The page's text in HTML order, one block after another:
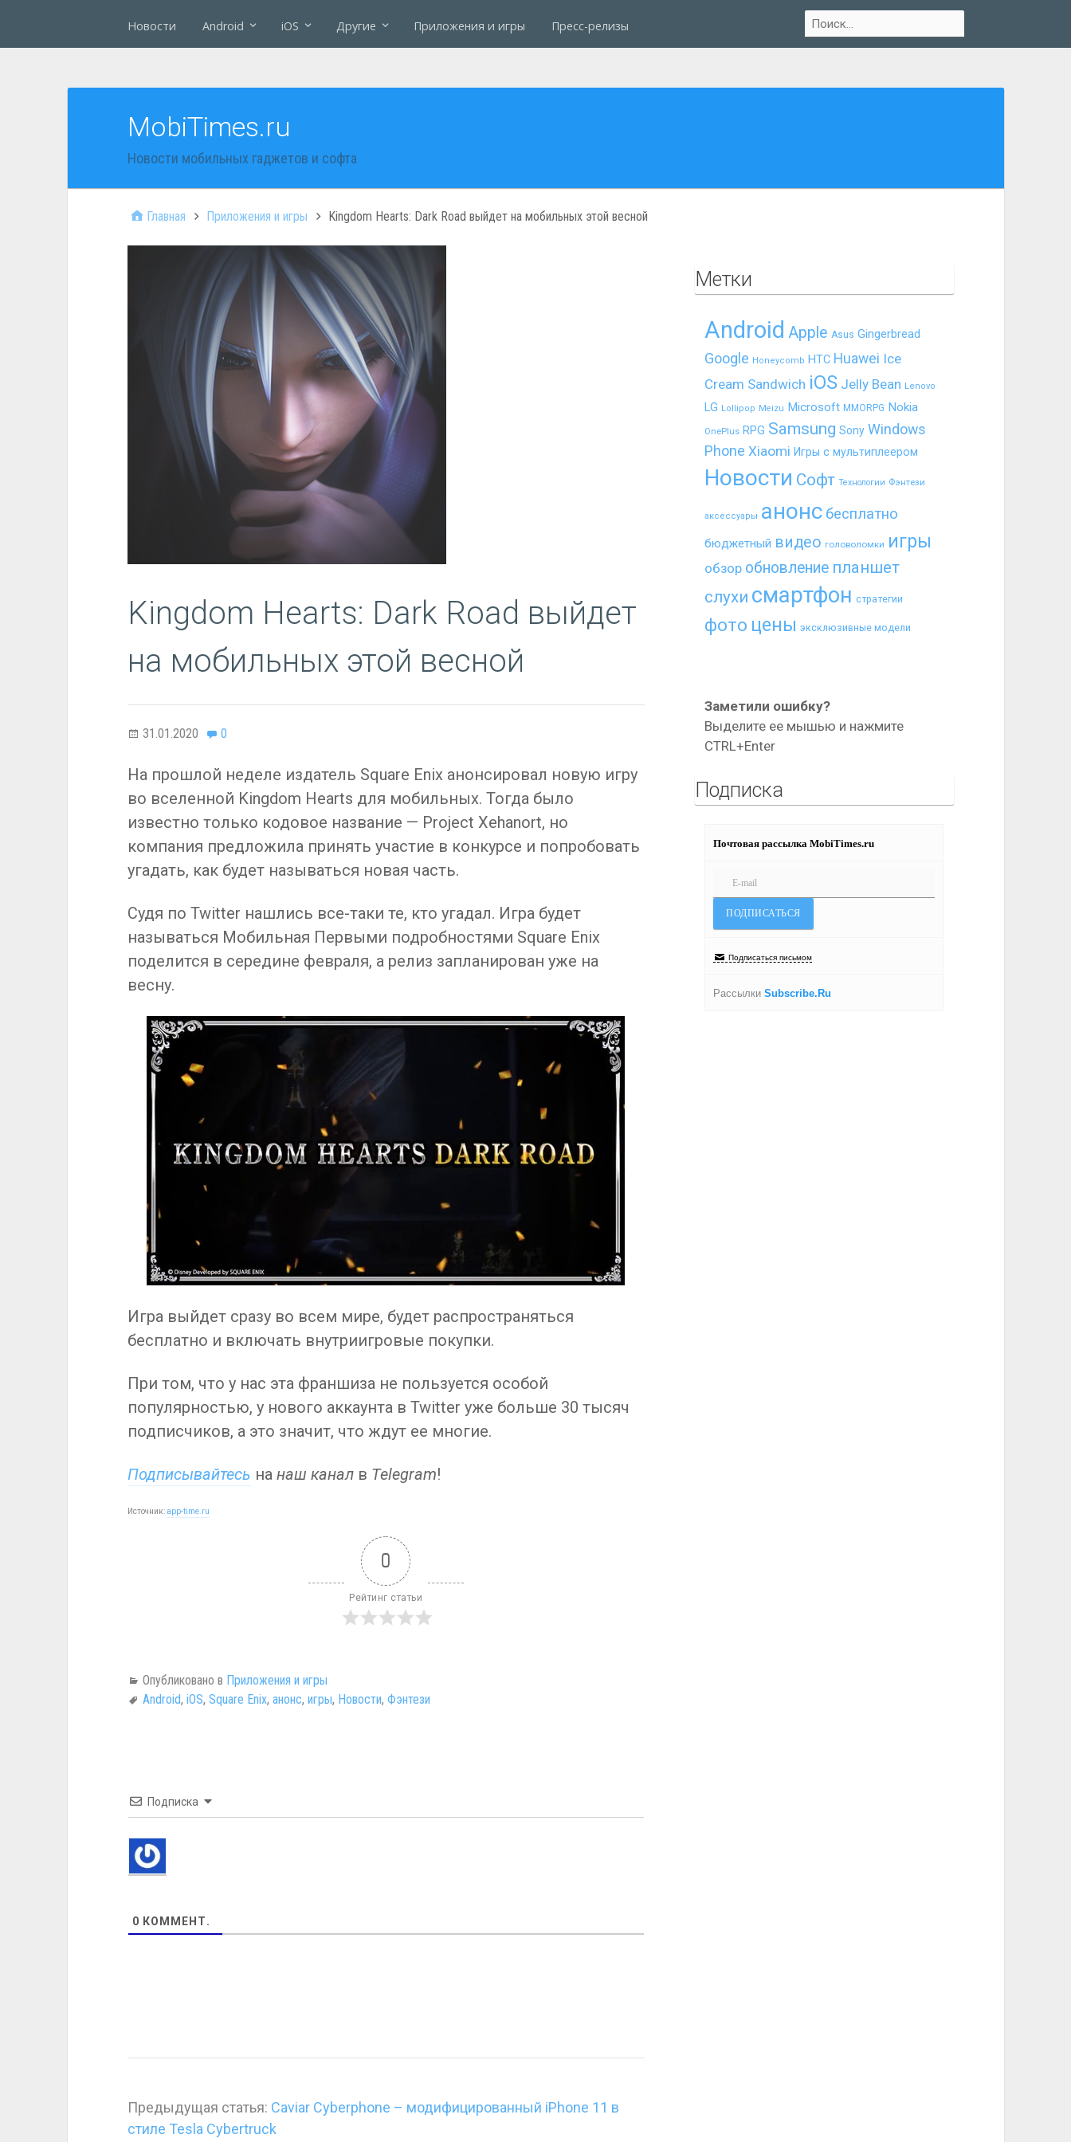
Новости Android iOS Другие Приложения и игры Пресс-релизы
MobiTimes.ru
Новости мобильных гаджетов и софта
Главная Приложения и игры Kingdom Hearts: Dark Road выйдет на мобильных этой весной
Kingdom Hearts: Dark Road выйдет
на мобильных этой весной
31.01.2020 0
На прошлой неделе издатель Square Enix анонсировал новую игру
во вселенной Kingdom Hearts для мобильных. Тогда было
известно только кодовое название — Project Xehanort, но
компания предложила принять участие в конкурсе и попробовать
угадать, как будет называться новая часть.
Судя по Twitter нашлись все-таки те, кто угадал. Игра будет
называться Мобильная Первыми подробностями Square Enix
поделится в середине февраля, а релиз запланирован уже на
весну.
Игра выйдет сразу во всем мире, будет распространяться
бесплатно и включать внутриигровые покупки.
При том, что у нас эта франшиза не пользуется особой
популярностью, у нового аккаунта в Twitter уже больше 30 тысяч
подписчиков, а это значит, что ждут ее многие.
Подписывайтесь на наш каналв Telegram!
Источник:app-time.ru
0
Рейтинг статьи
Опубликовано в Приложения и игры
Android, iOS, Square Enix, анонс, игры, Новости, Фэнтези
Подписка
0 КОММЕНТ.
Предыдущая статья: Caviar Cyberphone – модифицированный iPhone 11 в
стиле Tesla Cybertruck
Метки
Android Apple Asus Gingerbread
Google Honeycomb HTC Huawei Ice
Cream Sandwich iOS Jelly Bean Lenovo
LG Lollipop Meizu Microsoft MMORPG Nokia
OnePlus RPG Samsung Sony Windows
Phone Xiaomi Игры с мультиплеером
Новости Софт Технологии Фэнтези
аксессуары анонс бесплатно
бюджетный видео головоломки игры
обзор обновление планшет
слухи смартфон стратегии
фото цены эксклюзивные модели
Заметили ошибку?
Выделите ее мышью и нажмите
CTRL+Enter
Подписка
Почтовая рассылка MobiTimes.ru
Подписаться письмом
РассылкиSubscribe.Ru